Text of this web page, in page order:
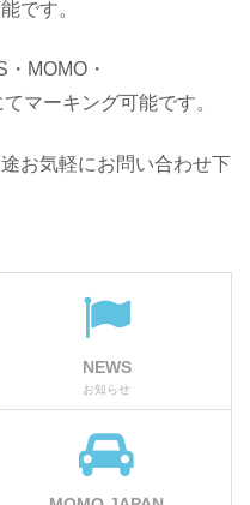
です。
MOMO・
マーキング可能です。
お気軽にお問い合わせ下
NEWS
お知らせ